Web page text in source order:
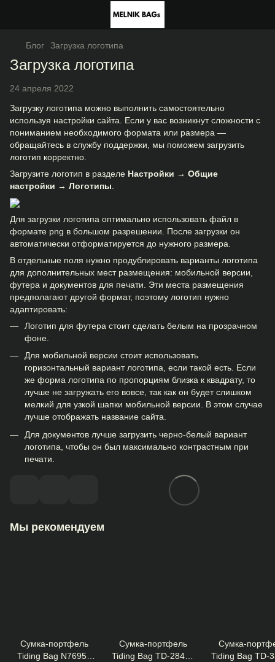
Блог Загрузка логотипа
Загрузка логотипа
24 апреля 2022
Загрузку логотипа можно выполнить самостоятельно
используя настройки сайта. Если у вас возникнут сложности с
пониманием необходимого формата или размера —
обращайтесь в службу поддержки, мы поможем загрузить
логотип корректно.
Загрузите логотип в разделе Настройки → Общие
настройки → Логотипы
Для загрузки логотипа оптимально использовать файл в
формате png в большом разрешении. После загрузки он
автоматически отформатируется до нужного размера.
В отдельные поля нужно продублировать варианты логотипа
для дополнительных мест размещения: мобильной версии,
футера и документов для печати. Эти места размещения
предполагают другой формат, поэтому логотип нужно
адаптировать:
Логотип для футера стоит сделать белым на прозрачном
фоне.
Для мобильной версии стоит использовать
горизонтальный вариант логотипа, если такой есть. Если
же форма логотипа по пропорциям близка к квадрату, то
лучше не загружать его вовсе, так как он будет слишком
мелкий для узкой шапки мобильной версии. В этом случае
лучше отображать название сайта.
Для документов лучше загрузить черно-белый вариант
логотипа, чтобы он был максимально контрастным при
печати.
Мы рекомендуем
Сумка-портфель
Tiding Bag N76955
Сумка-портфель
Tiding Bag TD-28467
Сумка-
Tiding Bag TD-